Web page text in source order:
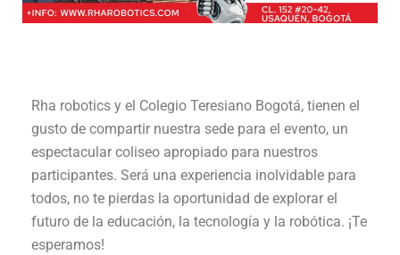
Rha robotics y el Colegio Teresiano Bogotá, tienen el
gusto de compartir nuestra sede para el evento, un
espectacular coliseo apropiado para nuestros
participantes. Será una experiencia inolvidable para
todos, no te pierdas la oportunidad de explorar el
futuro de la educación, la tecnología y la robótica. ¡Te
esperamos!